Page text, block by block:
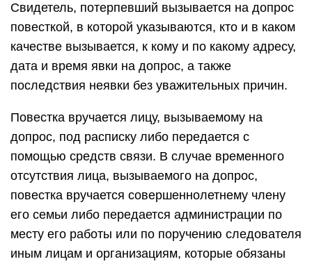
Свидетель, потерпевший вызывается на допрос
повесткой, в которой указываются, кто и в каком
качестве вызывается, к кому и по какому адресу,
дата и время явки на допрос, а также
последствия неявки без уважительных причин.
Повестка вручается лицу, вызываемому на
допрос, под расписку либо передается с
помощью средств связи. В случае временного
отсутствия лица, вызываемого на допрос,
повестка вручается совершеннолетнему члену
его семьи либо передается администрации по
месту его работы или по поручению следователя
иным лицам и организациям, которые обязаны